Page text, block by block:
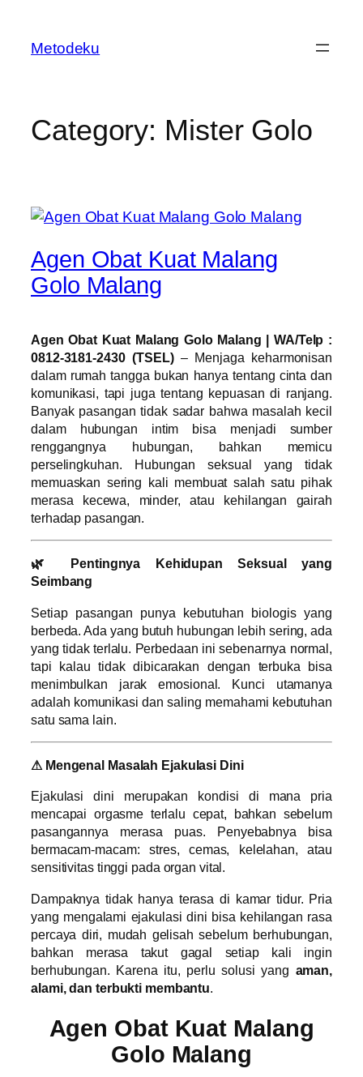
content
Metodeku
Category: Mister Golo
Agen Obat Kuat Malang
Golo Malang
Agen Obat Kuat Malang Golo Malang | WA/Telp :
0812-3181-2430 (TSEL)– Menjaga keharmonisan
dalam rumah tangga bukan hanya tentang cinta dan
komunikasi, tapi juga tentang kepuasan di ranjang.
Banyak pasangan tidak sadar bahwa masalah kecil
dalam hubungan intim bisa menjadi sumber
renggangnya hubungan, bahkan memicu
perselingkuhan. Hubungan seksual yang tidak
memuaskan sering kali membuat salah satu pihak
merasa kecewa, minder, atau kehilangan gairah
terhadap pasangan.
🌿 Pentingnya Kehidupan Seksual yang
Seimbang
Setiap pasangan punya kebutuhan biologis yang
berbeda. Ada yang butuh hubungan lebih sering, ada
yang tidak terlalu. Perbedaan ini sebenarnya normal,
tapi kalau tidak dibicarakan dengan terbuka bisa
menimbulkan jarak emosional. Kunci utamanya
adalah komunikasi dan saling memahami kebutuhan
satu sama lain.
⚠ Mengenal Masalah Ejakulasi Dini
Ejakulasi dini merupakan kondisi di mana pria
mencapai orgasme terlalu cepat, bahkan sebelum
pasangannya merasa puas. Penyebabnya bisa
bermacam-macam: stres, cemas, kelelahan, atau
sensitivitas tinggi pada organ vital.
Dampaknya tidak hanya terasa di kamar tidur. Pria
yang mengalami ejakulasi dini bisa kehilangan rasa
percaya diri, mudah gelisah sebelum berhubungan,
bahkan merasa takut gagal setiap kali ingin
berhubungan. Karena itu, perlu solusi yang aman,
alami, dan terbukti membantu.
Agen Obat Kuat Malang
Golo Malang